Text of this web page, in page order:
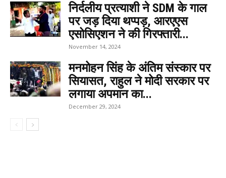
निर्दलीय प्रत्याशी ने SDM के गाल
पर जड़ दिया थप्पड़, आरएएस
एसोसिएशन ने की गिरफ्तारी...
November 14, 2024
मनमोहन सिंह के अंतिम संस्कार पर
सियासत, राहुल ने मोदी सरकार पर
लगाया अपमान का...
December 29, 2024